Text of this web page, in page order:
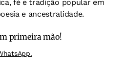
fé e tradição popular em
e ancestralidade.
primeira mão!